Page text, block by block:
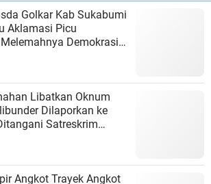
Golkar Kab Sukabumi
Aklamasi Picu
Demokrasi
Libatkan Oknum
Dilaporkan ke
Satreskrim
Angkot Trayek Angkot